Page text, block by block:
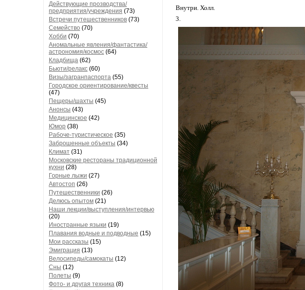
Действующие прозводства/
предприятия/учреждения (73)
Встречи путешественников (73)
Семейство (70)
Хобби (70)
Аномальные явления/фантастика/
астрономия/космос (64)
Кладбища (62)
Бьюти/релакс (60)
Визы/загранпаспорта (55)
Городское ориентирование/квесты
(47)
Пещеры/шахты (45)
Анонсы (43)
Медицинское (42)
Юмор (38)
Рабоче-туристическое (35)
Заброшенные объекты (34)
Климат (31)
Московские рестораны традиционной
кухни (28)
Горные лыжи (27)
Автостоп (26)
Путешественники (26)
Делюсь опытом (21)
Наши лекции/выступления/интервью
(20)
Иностранные языки (19)
Плавания водные и подводные (15)
Мои рассказы (15)
Эмиграция (13)
Велосипеды/самокаты (12)
Сны (12)
Полеты (9)
Фото- и другая техника (8)
Внутри. Холл.
3.